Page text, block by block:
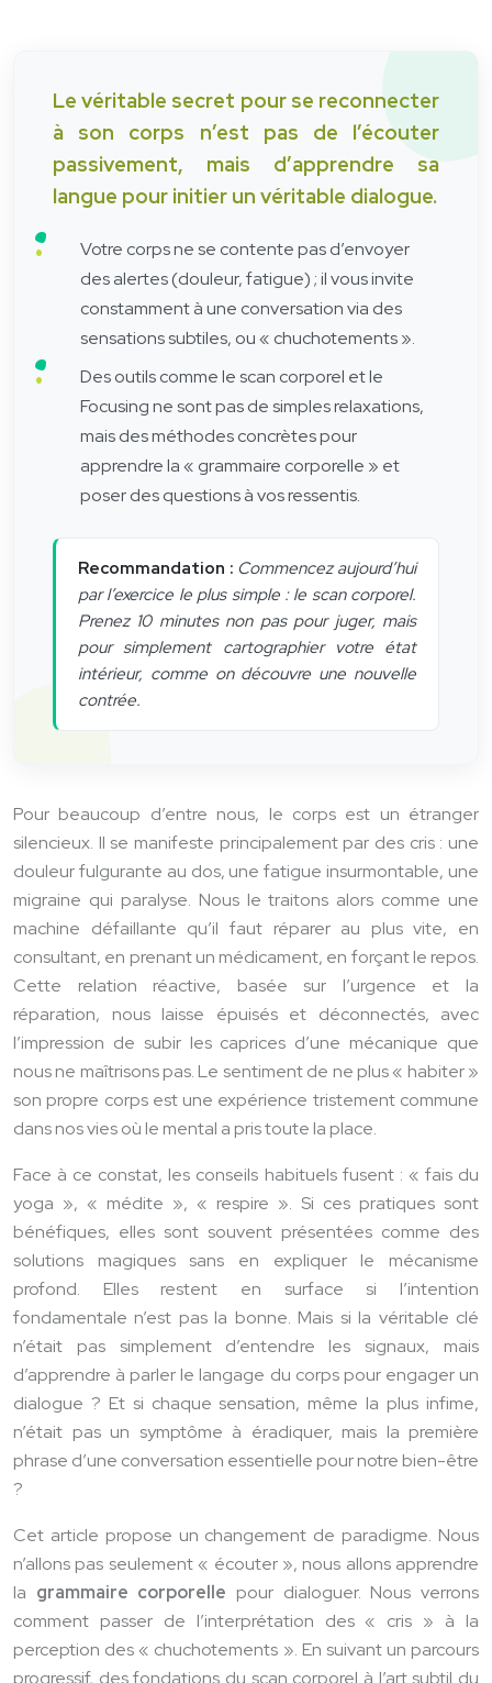
Le véritable secret pour se reconnecter
à son corps n’est pas de l’écouter
passivement, mais d’apprendre sa
langue pour initier un véritable dialogue.
Votre corps ne se contente pas d’envoyer
des alertes (douleur, fatigue) ; il vous invite
constamment à une conversation via des
sensations subtiles, ou « chuchotements ».
Des outils comme le scan corporel et le
Focusing ne sont pas de simples relaxations,
mais des méthodes concrètes pour
apprendre la « grammaire corporelle » et
poser des questions à vos ressentis.
Recommandation : Commencez aujourd’hui
par l’exercice le plus simple : le scan corporel.
Prenez 10 minutes non pas pour juger, mais
pour simplement cartographier votre état
intérieur, comme on découvre une nouvelle
contrée.
Pour beaucoup d’entre nous, le corps est un étranger
silencieux. Il se manifeste principalement par des cris : une
douleur fulgurante au dos, une fatigue insurmontable, une
migraine qui paralyse. Nous le traitons alors comme une
machine défaillante qu’il faut réparer au plus vite, en
consultant, en prenant un médicament, en forçant le repos.
Cette relation réactive, basée sur l’urgence et la
réparation, nous laisse épuisés et déconnectés, avec
l’impression de subir les caprices d’une mécanique que
nous ne maîtrisons pas. Le sentiment de ne plus « habiter »
son propre corps est une expérience tristement commune
dans nos vies où le mental a pris toute la place.
Face à ce constat, les conseils habituels fusent : « fais du
yoga », « médite », « respire ». Si ces pratiques sont
bénéfiques, elles sont souvent présentées comme des
solutions magiques sans en expliquer le mécanisme
profond. Elles restent en surface si l’intention
fondamentale n’est pas la bonne. Mais si la véritable clé
n’était pas simplement d’entendre les signaux, mais
d’apprendre à parler le langage du corps pour engager un
dialogue ? Et si chaque sensation, même la plus infime,
n’était pas un symptôme à éradiquer, mais la première
phrase d’une conversation essentielle pour notre bien-être
?
Cet article propose un changement de paradigme. Nous
n’allons pas seulement « écouter », nous allons apprendre
la grammaire corporelle pour dialoguer. Nous verrons
comment passer de l’interprétation des « cris » à la
perception des « chuchotements ». En suivant un parcours
progressif, des fondations du scan corporel à l’art subtil du